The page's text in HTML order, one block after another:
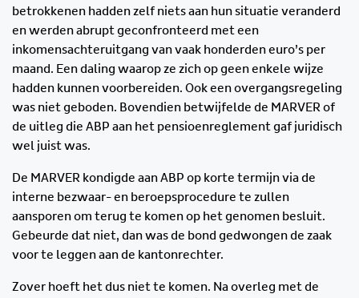
betrokkenen hadden zelf niets aan hun situatie veranderd
en werden abrupt geconfronteerd met een
inkomensachteruitgang van vaak honderden euro’s per
maand. Een daling waarop ze zich op geen enkele wijze
hadden kunnen voorbereiden. Ook een overgangsregeling
was niet geboden. Bovendien betwijfelde de MARVER of
de uitleg die ABP aan het pensioenreglement gaf juridisch
wel juist was.
De MARVER kondigde aan ABP op korte termijn via de
interne bezwaar- en beroepsprocedure te zullen
aansporen om terug te komen op het genomen besluit.
Gebeurde dat niet, dan was de bond gedwongen de zaak
voor te leggen aan de kantonrechter.
Zover hoeft het dus niet te komen. Na overleg met de